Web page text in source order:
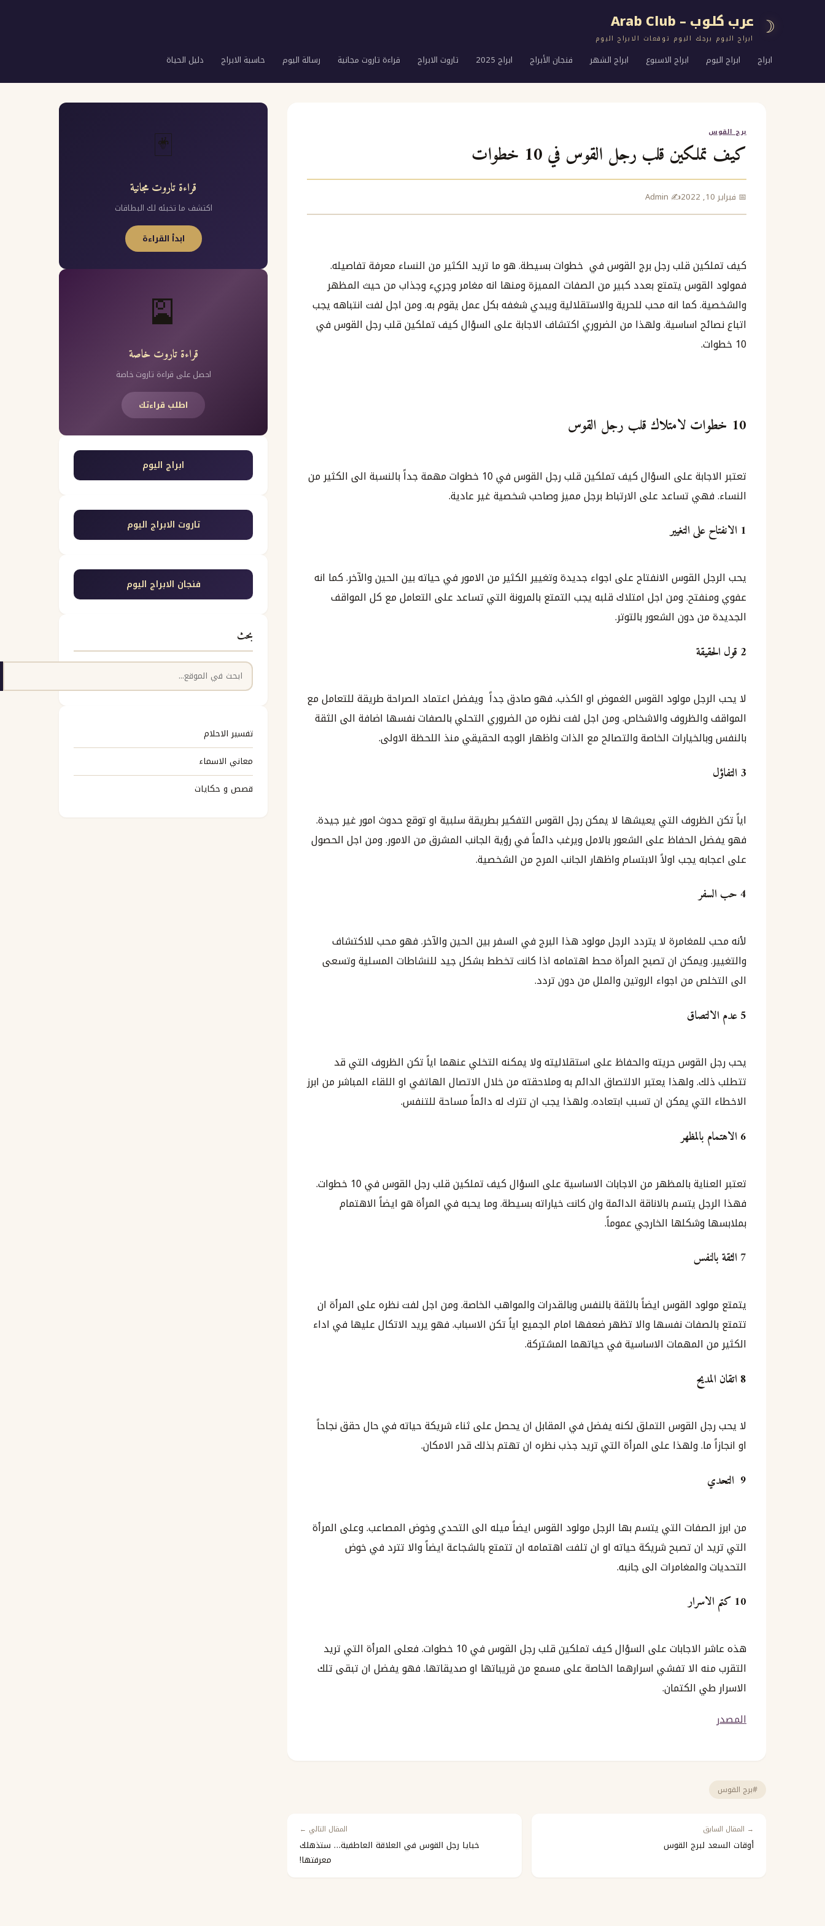
☽ عرب كلوب – Arab Club
ابراج اليوم برجك اليوم توقعات الابراج اليوم
ابراج ابراج اليوم ابراج الاسبوع ابراج الشهر فنجان الأبراج ابراج 2025 تاروت الابراج قراءة تاروت مجانية رسالة اليوم حاسبة الابراج دليل الحياة
برج القوس
كيف تملكين قلب رجل القوس في 10 خطوات
📅 فبراير 10, 2022 ✍️ Admin
كيف تملكين قلب رجل برج القوس في خطوات بسيطة. هو ما تريد الكثير من النساء معرفة تفاصيله.
فمولود القوس يتمتع بعدد كبير من الصفات المميزة ومنها انه مغامر وجريء وجذاب من حيث المظهر
والشخصية. كما انه محب للحرية والاستقلالية ويبدي شغفه بكل عمل يقوم به. ومن اجل لفت انتباهه يجب
اتباع نصائح اساسية. ولهذا من الضروري اكتشاف الاجابة على السؤال كيف تملكين قلب رجل القوس في
10 خطوات.
10 خطوات لامتلاك قلب رجل القوس
تعتبر الاجابة على السؤال كيف تملكين قلب رجل القوس في 10 خطوات مهمة جداً بالنسبة الى الكثير من
النساء. فهي تساعد على الارتباط برجل مميز وصاحب شخصية غير عادية.
1 الانفتاح على التغيير
يحب الرجل القوس الانفتاح على اجواء جديدة وتغيير الكثير من الامور في حياته بين الحين والآخر. كما انه
عفوي ومنفتح. ومن اجل امتلاك قلبه يجب التمتع بالمرونة التي تساعد على التعامل مع كل المواقف
الجديدة من دون الشعور بالتوتر.
2 قول الحقيقة
لا يحب الرجل مولود القوس الغموض او الكذب. فهو صادق جداً ويفضل اعتماد الصراحة طريقة للتعامل مع
المواقف والظروف والاشخاص. ومن اجل لفت نظره من الضروري التحلي بالصفات نفسها اضافة الى الثقة
بالنفس وبالخيارات الخاصة والتصالح مع الذات واظهار الوجه الحقيقي منذ اللحظة الاولى.
3 التفاؤل
اياً تكن الظروف التي يعيشها لا يمكن رجل القوس التفكير بطريقة سلبية او توقع حدوث امور غير جيدة.
فهو يفضل الحفاظ على الشعور بالامل ويرغب دائماً في رؤية الجانب المشرق من الامور. ومن اجل الحصول
على اعجابه يجب اولاً الابتسام واظهار الجانب المرح من الشخصية.
4 حب السفر
لأنه محب للمغامرة لا يتردد الرجل مولود هذا البرج في السفر بين الحين والآخر. فهو محب للاكتشاف
والتغيير. ويمكن ان تصبح المرأة محط اهتمامه اذا كانت تخطط بشكل جيد للنشاطات المسلية وتسعى
الى التخلص من اجواء الروتين والملل من دون تردد.
5 عدم الالتصاق
يحب رجل القوس حريته والحفاظ على استقلاليته ولا يمكنه التخلي عنهما اياً تكن الظروف التي قد
تتطلب ذلك. ولهذا يعتبر الالتصاق الدائم به وملاحقته من خلال الاتصال الهاتفي او اللقاء المباشر من ابرز
الاخطاء التي يمكن ان تسبب ابتعاده. ولهذا يجب ان تترك له دائماً مساحة للتنفس.
6 الاهتمام بالمظهر
تعتبر العناية بالمظهر من الاجابات الاساسية على السؤال كيف تملكين قلب رجل القوس في 10 خطوات.
فهذا الرجل يتسم بالاناقة الدائمة وان كانت خياراته بسيطة. وما يحبه في المرأة هو ايضاً الاهتمام
بملابسها وشكلها الخارجي عموماً.
7 الثقة بالنفس
يتمتع مولود القوس ايضاً بالثقة بالنفس وبالقدرات والمواهب الخاصة. ومن اجل لفت نظره على المرأة ان
تتمتع بالصفات نفسها والا تظهر ضعفها امام الجميع اياً تكن الاسباب. فهو يريد الاتكال عليها في اداء
الكثير من المهمات الاساسية في حياتهما المشتركة.
8 اتقان المديح
لا يحب رجل القوس التملق لكنه يفضل في المقابل ان يحصل على ثناء شريكة حياته في حال حقق نجاحاً
او انجازاً ما. ولهذا على المرأة التي تريد جذب نظره ان تهتم بذلك قدر الامكان.
9 التحدي
من ابرز الصفات التي يتسم بها الرجل مولود القوس ايضاً ميله الى التحدي وخوض المصاعب. وعلى المرأة
التي تريد ان تصبح شريكة حياته او ان تلفت اهتمامه ان تتمتع بالشجاعة ايضاً والا تترد في خوض
التحديات والمغامرات الى جانبه.
10 كتم الاسرار
هذه عاشر الاجابات على السؤال كيف تملكين قلب رجل القوس في 10 خطوات. فعلى المرأة التي تريد
التقرب منه الا تفشي اسرارهما الخاصة على مسمع من قريباتها او صديقاتها. فهو يفضل ان تبقى تلك
الاسرار طي الكتمان.
المصدر
#برج القوس
→ المقال السابق
أوقات السعد لبرج القوس
المقال التالي ←
خبايا رجل القوس في العلاقة العاطفية… ستذهلك
معرفتها!
🃏
قراءة تاروت مجانية
اكتشف ما تخبئه لك البطاقات
ابدأ القراءة
🎴
قراءة تاروت خاصة
احصل على قراءة تاروت خاصة
اطلب قراءتك
ابراج اليوم
تاروت الابراج اليوم
فنجان الابراج اليوم
بحث
البحث
تفسير الاحلام
معاني الاسماء
قصص و حكايات